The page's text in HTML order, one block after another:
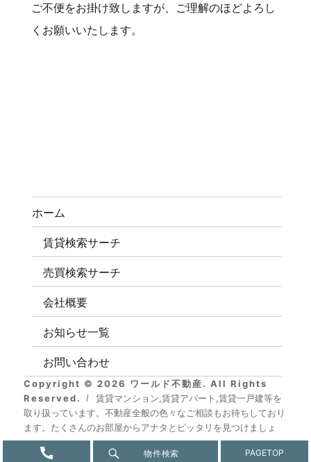
ご不便をお掛け致しますが、ご理解のほどよろし
くお願いいたします。
物件検索
ホーム
賃貸検索サーチ
売買検索サーチ
会社概要
お知らせ一覧
お問い合わせ
Copyright © 2026 ワールド不動産. All Rights
Reserved.
賃貸マンション,賃貸アパート,賃貸一戸建等を
取り扱っています。不動産全般の色々なご相談もお待ちしており
ます。たくさんのお部屋からアナタとピッタリを見つけましょ
う.
PAGETOP